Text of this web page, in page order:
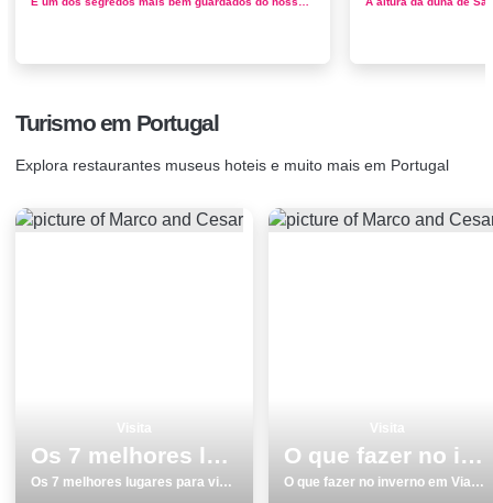
Turismo em Portugal
Explora restaurantes museus hoteis e muito mais em Portugal
Os 7 melhores lugares para visitar em Caminha
Os 7 melhores lugares para visitar em Caminha
O que fazer no inverno em Viana do Castelo os 15 melhores locais
O que fazer no inverno em Viana do Castelo os 15 melhores locais